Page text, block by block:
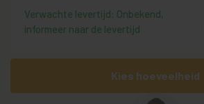
Verwachte levertijd: Onbekend,
informeer naar de levertijd
Kies hoeveelheid